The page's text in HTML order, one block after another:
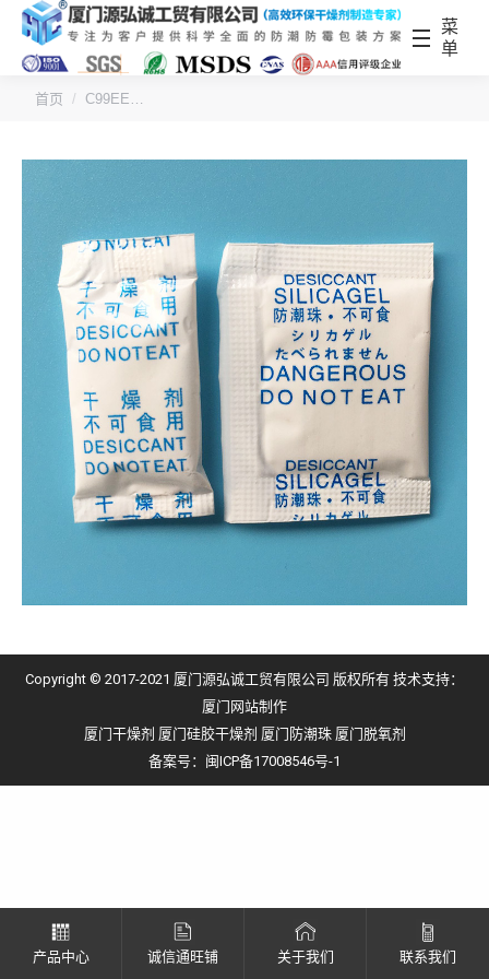
菜
单
您的位置：
首页 C99EE…
Copyright © 2017-2021 厦门源弘诚工贸有限公司 版权所有 技术支持：
厦门网站制作
厦门干燥剂 厦门硅胶干燥剂 厦门防潮珠 厦门脱氧剂
备案号： 闽ICP备17008546号-1
产品中心 诚信通旺铺 关于我们 联系我们